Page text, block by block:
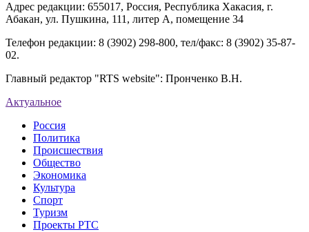
Адрес редакции: 655017, Россия, Республика Хакасия, г.
Абакан, ул. Пушкина, 111, литер А, помещение 34
Телефон редакции: 8 (3902) 298-800, тел/факс: 8 (3902) 35-87-
02.
Главный редактор "RTS website": Пронченко В.Н.
Актуальное
Россия
Политика
Происшествия
Общество
Экономика
Культура
Спорт
Туризм
Проекты РТС